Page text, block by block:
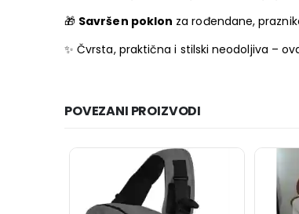
🎁 Savršen poklon za rođendane,
✨ Čvrsta, praktična i stilski neodoljiva –
POVEZANI PROIZVODI